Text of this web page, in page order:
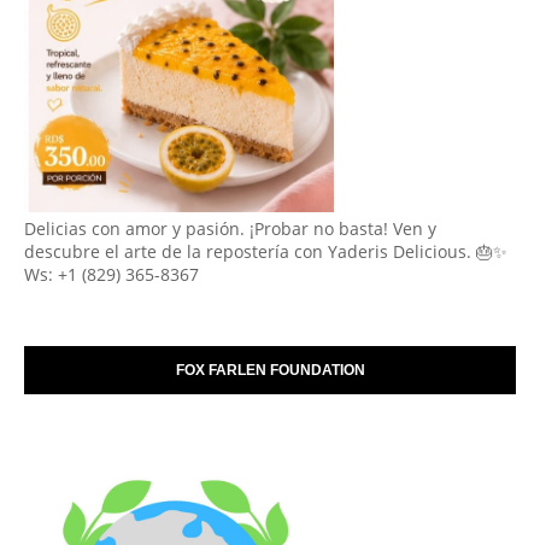
Delicias con amor y pasión. ¡Probar no basta! Ven y
descubre el arte de la repostería con Yaderis Delicious. 🎂✨
Ws: +1 (829) 365-8367
FOX FARLEN FOUNDATION